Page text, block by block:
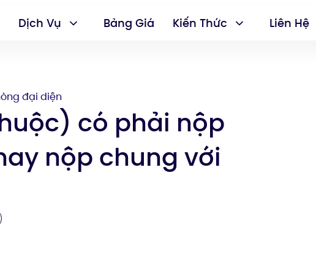
Dịch Vụ Bảng Giá Kiến Thức Liên Hệ
đại diện
có phải nộp
nộp chung với